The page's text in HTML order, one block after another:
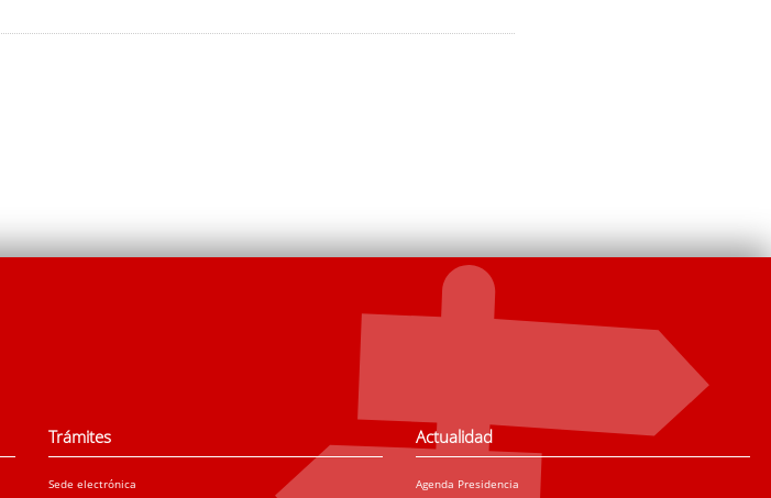
Trámites
Sede electrónica
Actualidad
Agenda Presidencia